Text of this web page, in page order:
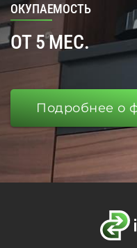
ОКУПАЕМОСТЬ
ОТ 5 МЕС.
Подробнее о